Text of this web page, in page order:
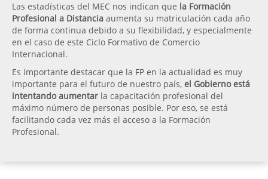
Las estadísticas del MEC nos indican que la Formación
Profesional a Distancia aumenta su matriculación cada año
de forma continua debido a su flexibilidad, y especialmente
en el caso de este Ciclo Formativo de Comercio
Internacional.
Es importante destacar que la FP en la actualidad es muy
importante para el futuro de nuestro país, el Gobierno está
intentando aumentar la capacitación profesional del
máximo número de personas posible. Por eso, se está
facilitando cada vez más el acceso a la Formación
Profesional.